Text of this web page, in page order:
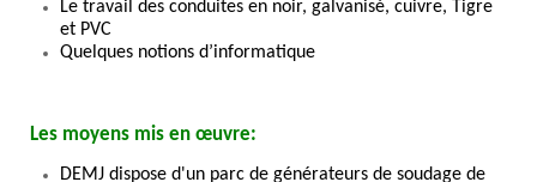
Le travail des conduites en noir, galvanisé, cuivre, Tigre
et PVC
Quelques notions d’informatique
Les moyens mis en œuvre:
DEMJ dispose d'un parc de générateurs de soudage de